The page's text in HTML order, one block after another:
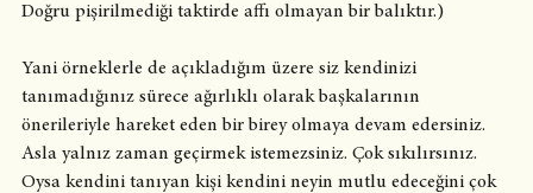
Doğru pişirilmediği taktirde affı olmayan bir balıktır.)
Yani örneklerle de açıkladığım üzere siz kendinizi
tanımadığınız sürece ağırlıklı olarak başkalarının
önerileriyle hareket eden bir birey olmaya devam edersiniz.
Asla yalnız zaman geçirmek istemezsiniz. Çok sıkılırsınız.
Oysa kendini tanıyan kişi kendini neyin mutlu edeceğini çok